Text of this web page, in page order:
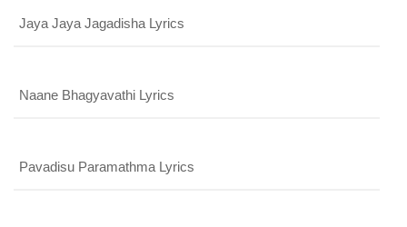
Jaya Jaya Jagadisha Lyrics
Naane Bhagyavathi Lyrics
Pavadisu Paramathma Lyrics